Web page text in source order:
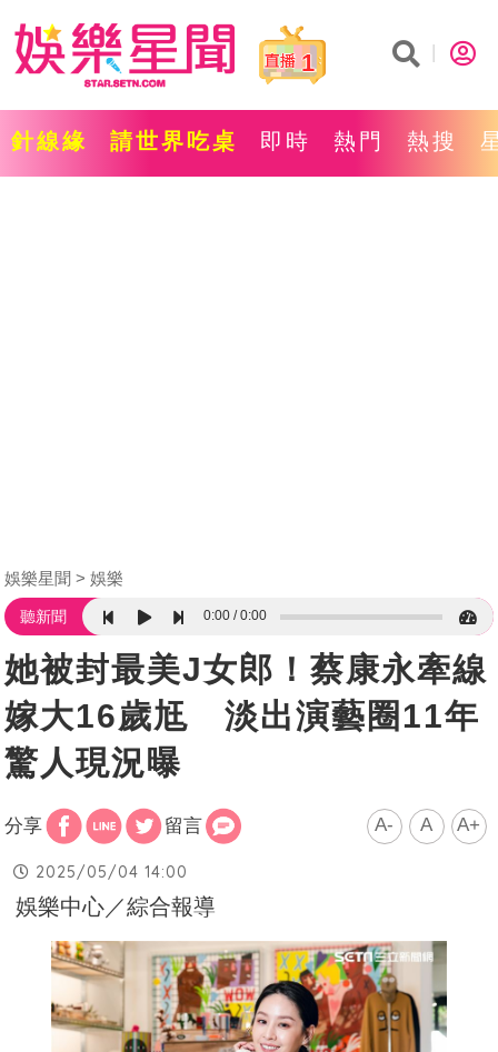
1
針線緣 請世界吃桌 即時 熱門 熱搜
娛樂星聞 娛樂
聽新聞 0:00 0:00
她被封最美J女郎！蔡康永牽線
嫁大16歲尪 淡出演藝圈11年
驚人現況曝
分享 留言 A- A A+
2025/05/04 14:00
娛樂中心／綜合報導